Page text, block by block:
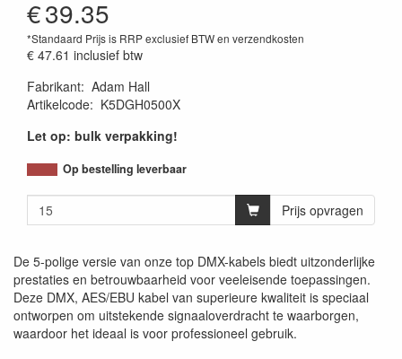
€39.35
*Standaard Prijs is RRP exclusief BTW en verzendkosten
€ 47.61 inclusief btw
Fabrikant: Adam Hall
Artikelcode: K5DGH0500X
Let op: bulk verpakking!
Op bestelling leverbaar
Prijs opvragen
De 5-polige versie van onze top DMX-kabels biedt uitzonderlijke
prestaties en betrouwbaarheid voor veeleisende toepassingen.
Deze DMX, AES/EBU kabel van superieure kwaliteit is speciaal
ontworpen om uitstekende signaaloverdracht te waarborgen,
waardoor het ideaal is voor professioneel gebruik.